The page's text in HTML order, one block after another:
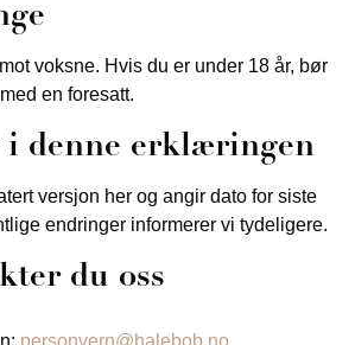
voksne. Hvis du er under 18 år, bør
en foresatt.
denne erklæringen
versjon her og angir dato for siste
endringer informerer vi tydeligere.
du oss
personvern@halebob.no